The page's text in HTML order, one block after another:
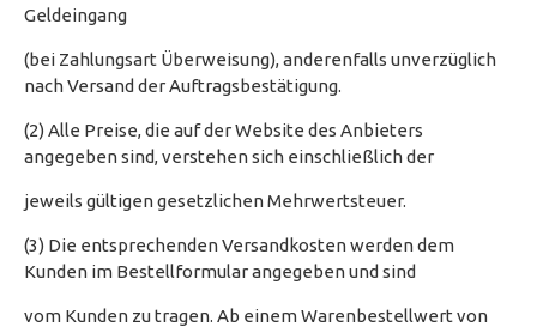
Geldeingang
(bei Zahlungsart Überweisung), anderenfalls unverzüglich
nach Versand der Auftragsbestätigung.
(2) Alle Preise, die auf der Website des Anbieters
angegeben sind, verstehen sich einschließlich der
jeweils gültigen gesetzlichen Mehrwertsteuer.
(3) Die entsprechenden Versandkosten werden dem
Kunden im Bestellformular angegeben und sind
vom Kunden zu tragen. Ab einem Warenbestellwert von